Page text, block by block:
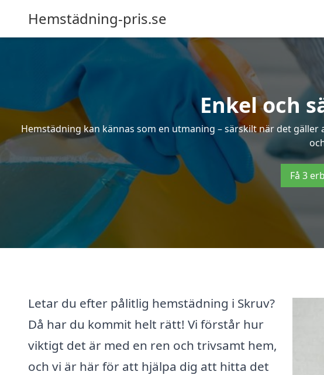
Hemstädning-pris.se
Enkel och
Hemstädning kan kännas som en utmaning – särskilt när det
Få 3
Letar du efter pålitlig hemstädning i Skruv?
Då har du kommit helt rätt! Vi förstår hur
viktigt det är med en ren och trivsamt hem,
och vi är här för att hjälpa dig att hitta det